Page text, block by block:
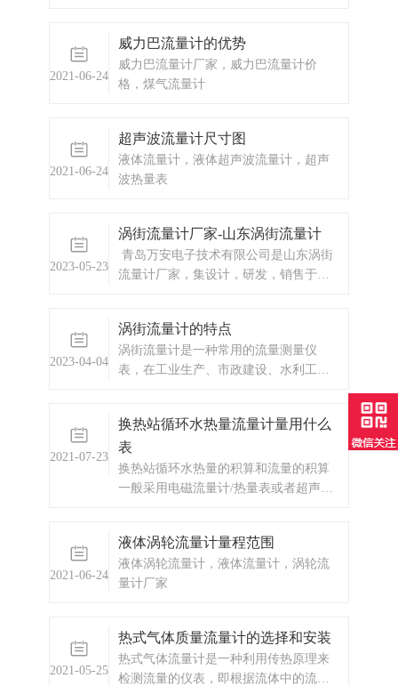
2021-06-24
威力巴流量计的优势
威力巴流量计厂家，威力巴流量计价
格，煤气流量计
2021-06-24
超声波流量计尺寸图
液体流量计，液体超声波流量计，超声
波热量表
2023-05-23
涡街流量计厂家-山东涡街流量计
青岛万安电子技术有限公司是山东涡街
流量计厂家，集设计，研发，销售于一
与国内多个企业建立了长期的合作关
系。1、山东涡街流量计厂家产品：插入
式涡街流量计公称通径：DN150-DN3000
20mA/RS485显示方式：中文显示或者英
文显示精度：2.5级防护等级：IP65
IP68（需要定制）测量介质：液体，气
体，蒸汽表体材质：304/316L不锈钢材
2023-04-04
涡街流量计的特点
涡街流量计是一种常用的流量测量仪
表，在工业生产、市政建设、水利工程
2021-07-23
换热站循环水热量流量计量用什么
表
换热站循环水热量的积算和流量的积算
一般采用电磁流量计/热量表或者超声波
2021-06-24
液体涡轮流量计量程范围
液体涡轮流量计，液体流量计，涡轮流
量计厂家
2021-05-25
热式气体质量流量计的选择和安装
热式气体流量计是一种利用传热原理来
检测流量的仪表，即根据流体中的流体